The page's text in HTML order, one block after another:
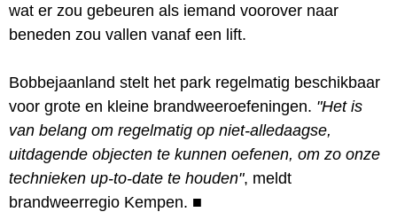
wat er zou gebeuren als iemand voorover naar
beneden zou vallen vanaf een lift.
Bobbejaanland stelt het park regelmatig beschikbaar
voor grote en kleine brandweeroefeningen. "Het is
van belang om regelmatig op niet-alledaagse,
uitdagende objecten te kunnen oefenen, om zo onze
technieken up-to-date te houden", meldt
brandweerregio Kempen. ■